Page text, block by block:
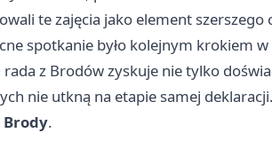
te zajęcia jako element szerszego
spotkanie było kolejnym krokiem
z Brodów zyskuje nie tylko
nie utkną na etapie samej deklaracji.
Brody.